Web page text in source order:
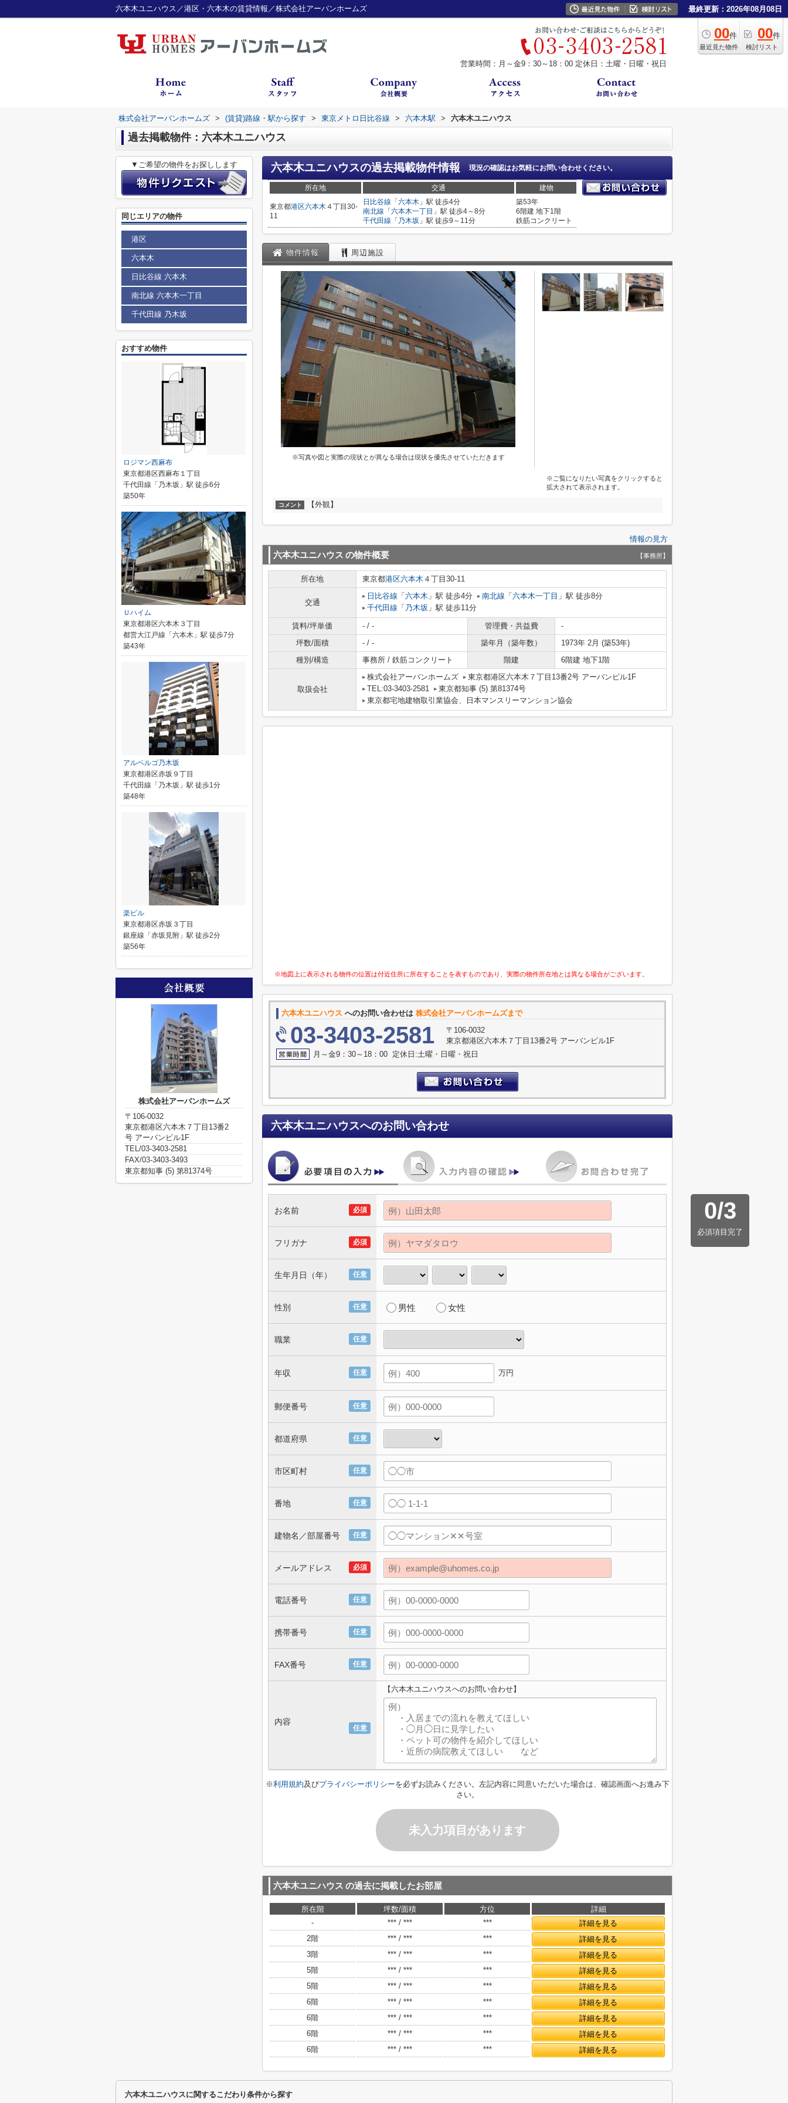
六本木ユニハウス／港区・六本木の賃貸情報／株式会社アーバンホームズ 最終更新：2026年08月08日
00件
最近見た物件
00件
検討リスト
営業時間：月～金9：30～18：00 定休日：土曜・日曜・祝日
株式会社アーバンホームズ > (賃貸)路線・駅から探す > 東京メトロ日比谷線 > 六本木駅 > 六本木ユニハウス
過去掲載物件：六本木ユニハウス
六本木ユニハウスの過去掲載物件情報 現況の確認はお気軽にお問い合わせください。
所在地 交通 建物
東京都港区六本木４丁目30-
11
日比谷線 「 六本木 」駅 徒歩4分
南北線 「 六本木一丁目 」駅 徒歩4～8分
千代田線 「 乃木坂 」駅 徒歩9～11分
築53年
6階建 地下1階
鉄筋コンクリート
物件情報 周辺施設
※写真や図と実際の現状とが異なる場合は現状を優先させていただきます
※ご覧になりたい写真をクリックすると
拡大されて表示されます。
コメント 【外観】
情報の見方
六本木ユニハウス の物件概要 【事務所】
所在地 東京都港区六本木 ４丁目30-11
交通
日比谷線 「 六本木 」駅 徒歩4分 南北線 「 六本木一丁目 」駅 徒歩8分
千代田線 「 乃木坂 」駅 徒歩11分
賃料/坪単価 - / - 管理費・共益費
-
坪数/面積
- / - 築年月（築年数）
1973年 2月 (築53年)
種別/構造
事務所 / 鉄筋コンクリート 階建 6階建 地下1階
取扱会社
株式会社アーバンホームズ
東京都港区六本木７丁目13番2号 アーバンビル1F
TEL:03-3403-2581
東京都知事 (5) 第81374号
東京都宅地建物取引業協会、日本マンスリーマンション協会
※地図上に表示される物件の位置は付近住所に所在することを表すものであり、実際の物件所在地とは異なる場合がございます。
六本木ユニハウス へのお問い合わせは 株式会社アーバンホームズまで
03-3403-2581
〒106-0032
東京都港区六本木７丁目13番2号 アーバンビル1F
月～金9：30～18：00 定休日:土曜・日曜・祝日
六本木ユニハウスへのお問い合わせ
0/3
必須項目完了
必須
お名前
必須
フリガナ
任意
生年月日（年）
任意
性別 男性 女性
任意
職業
任意
年収 万円
任意
郵便番号
任意
都道府県
任意
市区町村
任意
番地
任意
建物名／部屋番号
必須
メールアドレス
任意
電話番号
任意
携帯番号
任意
FAX番号
任意
内容
【六本木ユニハウスへのお問い合わせ】
※利用規約及びプライバシーポリシーを必ずお読みください。左記内容に同意いただいた場合は、確認画面へお進み下
さい。
未入力項目があります
六本木ユニハウス の過去に掲載したお部屋
所在階 坪数/面積 方位
詳細
-
*** / *** ***
詳細を見る
2階
*** / *** ***
詳細を見る
3階
*** / *** ***
詳細を見る
5階
*** / *** ***
詳細を見る
5階
*** / *** ***
詳細を見る
6階
*** / *** ***
詳細を見る
6階
*** / *** ***
詳細を見る
6階
*** / *** ***
詳細を見る
6階
*** / *** *** 詳細を見る
▼ご希望の物件をお探しします
同じエリアの物件
港区
六本木
日比谷線 六本木
南北線 六本木一丁目
千代田線 乃木坂
おすすめ物件
ロジマン西麻布
東京都港区西麻布１丁目
千代田線「乃木坂」駅 徒歩6分
築50年
Ｕハイム
東京都港区六本木３丁目
都営大江戸線「六本木」駅 徒歩7分
築43年
アルベルゴ乃木坂
東京都港区赤坂９丁目
千代田線「乃木坂」駅 徒歩1分
築48年
楽ビル
東京都港区赤坂３丁目
銀座線「赤坂見附」駅 徒歩2分
築56年
株式会社アーバンホームズ
〒106-0032
東京都港区六本木７丁目13番2
号 アーバンビル1F
TEL/03-3403-2581
FAX/03-3403-3493
東京都知事 (5) 第81374号
六本木ユニハウスに関するこだわり条件から探す